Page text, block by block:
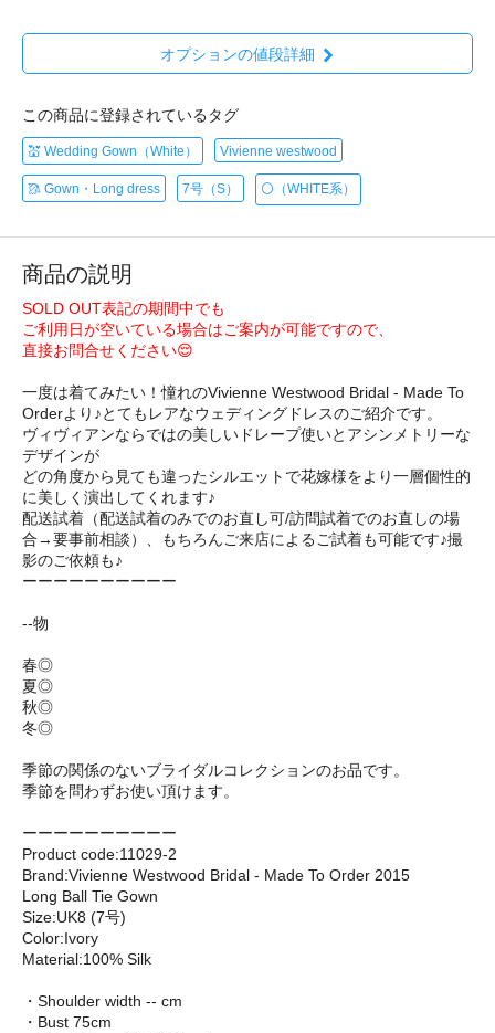
オプションの値段詳細
この商品に登録されているタグ
💒 Wedding Gown（White） Vivienne westwood
🥻 Gown・Long dress 7号（S） ⚪️（WHITE系）
商品の説明
SOLD OUT表記の期間中でも
ご利用日が空いている場合はご案内が可能ですので、
直接お問合せください😌
一度は着てみたい！憧れのVivienne Westwood Bridal - Made To
Orderより♪とてもレアなウェディングドレスのご紹介です。
ヴィヴィアンならではの美しいドレープ使いとアシンメトリーな
デザインが
どの角度から見ても違ったシルエットで花嫁様をより一層個性的
に美しく演出してくれます♪
配送試着（配送試着のみでのお直し可/訪問試着でのお直しの場
合→要事前相談）、もちろんご来店によるご試着も可能です♪撮
影のご依頼も♪
ーーーーーーーーーー
--物
春◎
夏◎
秋◎
冬◎
季節の関係のないブライダルコレクションのお品です。
季節を問わずお使い頂けます。
ーーーーーーーーーー
Product code:11029-2
Brand:Vivienne Westwood Bridal - Made To Order 2015
Long Ball Tie Gown
Size:UK8 (7号)
Color:Ivory
Material:100% Silk
・Shoulder width -- cm
・Bust 75cm